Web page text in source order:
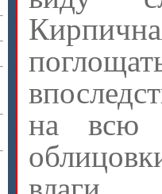
на всю